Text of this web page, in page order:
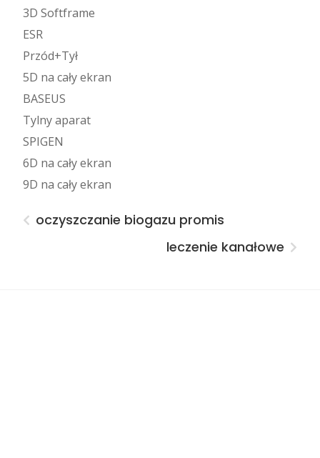
3D Softframe
ESR
Przód+Tył
5D na cały ekran
BASEUS
Tylny aparat
SPIGEN
6D na cały ekran
9D na cały ekran
oczyszczanie biogazu promis
leczenie kanałowe